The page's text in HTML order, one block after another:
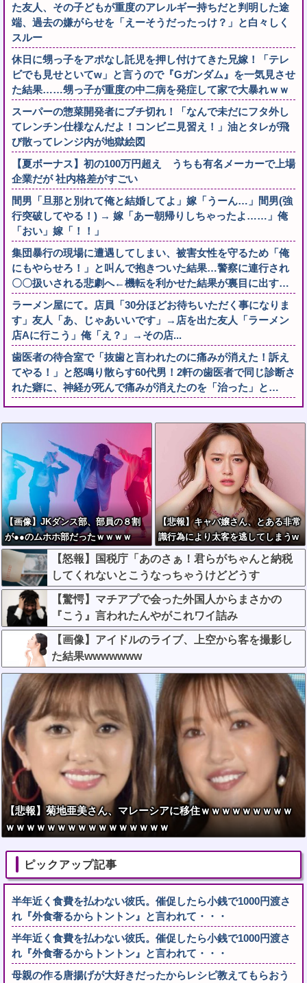
た友人、その子どもが重度のアレルギー持ちだと判明した途
端、過去の嫌がらせを「えーそうだったっけ？」と白々しく
スルー
休日に甥っ子をアポなし託児を押し付けてきた兄嫁！「テレ
ビでも見せといてw」と言うので『Gガンダム』を一気見させ
た結果……甥っ子が重度の中二病を発症して家で大暴れｗｗ
スーパーの惣菜開発者にブチ切れ！「なんで未だにフタ外し
てレンチン仕様なんだよ！コンビニ見習え！」油とタレが飛
び散ってレンジ内が地獄絵図
【夏ボーナス】初の100万円超え うちも有名メーカーで上場
企業だが 社内格差がすごい
間男「旦那と別れて俺と結婚してよ」嫁「うーん…」間男(強
行突破してやる！) → 嫁「あー朝帰りしちゃったよ……」俺
「おい」嫁「！！」
集団暴行の現場に遭遇してしまい、被害女性を守るため「俺
にもやらせろ！」と叫んで抱きついた結果…警察に連行され
〇〇扱いされる悲劇へ←機転を利かせた結果が裏目に出す…
ラーメン屋にて。店員「30分ほどお待ちいただく事になりま
す」友人「あ、じゃあいいです」→店を出た友人「ラーメン
店Aに行こう」俺「え？」→その店...
歯医者の待合室で「抜歯と言われたのに痛みが消えた！訴え
てやる！」と怒鳴り散らす60代男！2軒の歯医者で同じ診断さ
れた癖に、神経が死んで痛みが消えたのを「治った」と…
【画像】JKダンス部、部員の８割
が●●のムホホ部だったｗｗｗｗ
【悲報】キャバ嬢さん、とある非常
識行為により太客を逃してしまうw
wwwwwwwwwwwwwwwwwwwww
wwwww
【怒報】国税庁「あのさぁ！君らがちゃんと納税
してくれないとこうなっちゃうけどどうす
る？！」←これw w w w w w w w
【驚愕】マチアプで会った外国人からまさかの
『こう』言われたんやがこれワイ詰み
か？？？？？？？
【画像】アイドルのライブ、上空から客を撮影し
た結果wwwwwww
【悲報】菊地亜美さん、マレーシアに移住ｗｗｗｗｗｗｗｗｗ
ｗｗｗｗｗｗｗｗｗｗｗｗｗｗｗｗ
ピックアップ記事
半年近く食費を払わない彼氏。催促したら小銭で1000円渡さ
れ『外食奢るからトントン』と言われて・・・
半年近く食費を払わない彼氏。催促したら小銭で1000円渡さ
れ『外食奢るからトントン』と言われて・・・
母親の作る唐揚げが大好きだったからレシピ教えてもらおう